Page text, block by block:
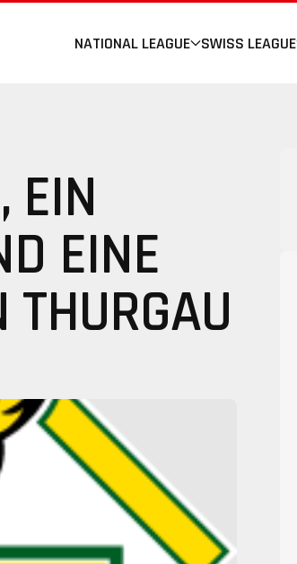
NATIONAL LEAGUE SWISS LEAGUE
EIN
EINE